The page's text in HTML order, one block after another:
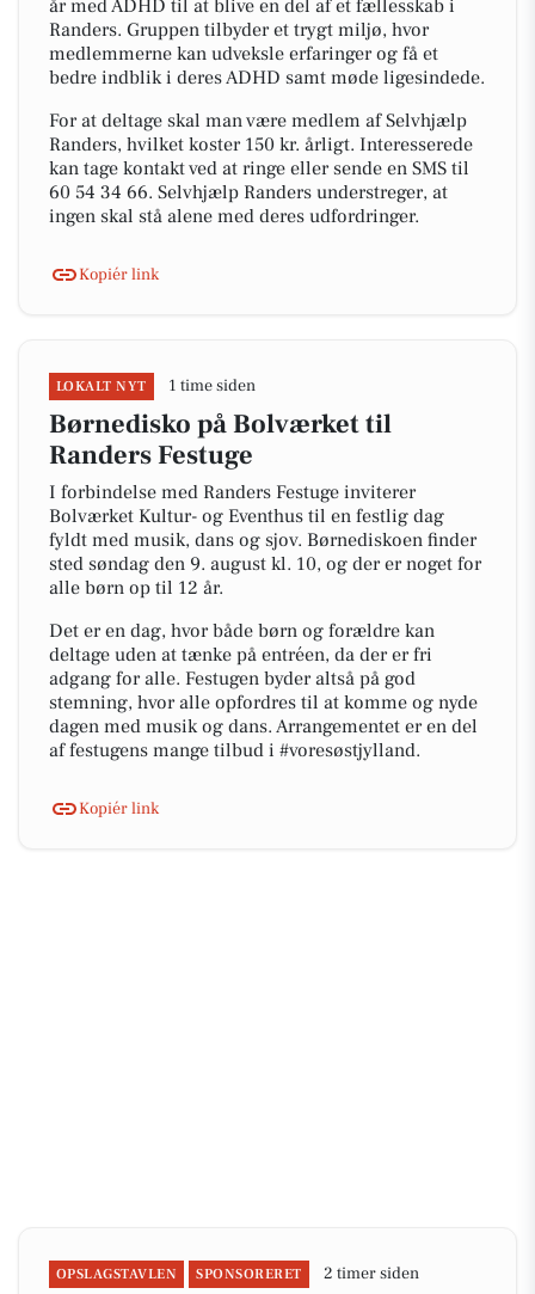
år med ADHD til at blive en del af et fællesskab i
Randers. Gruppen tilbyder et trygt miljø, hvor
medlemmerne kan udveksle erfaringer og få et
bedre indblik i deres ADHD samt møde ligesindede.
For at deltage skal man være medlem af Selvhjælp
Randers, hvilket koster 150 kr. årligt. Interesserede
kan tage kontakt ved at ringe eller sende en SMS til
60 54 34 66. Selvhjælp Randers understreger, at
ingen skal stå alene med deres udfordringer.
Kopiér link
LOKALT NYT 1 time siden
Børnedisko på Bolværket til
Randers Festuge
I forbindelse med Randers Festuge inviterer
Bolværket Kultur- og Eventhus til en festlig dag
fyldt med musik, dans og sjov. Børnediskoen finder
sted søndag den 9. august kl. 10, og der er noget for
alle børn op til 12 år.
Det er en dag, hvor både børn og forældre kan
deltage uden at tænke på entréen, da der er fri
adgang for alle. Festugen byder altså på god
stemning, hvor alle opfordres til at komme og nyde
dagen med musik og dans. Arrangementet er en del
af festugens mange tilbud i #voresøstjylland.
Kopiér link
OPSLAGSTAVLEN SPONSORERET 2 timer siden